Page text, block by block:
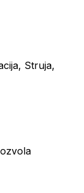
Struja,